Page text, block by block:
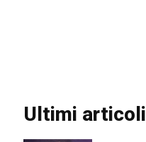
Ultimi articoli